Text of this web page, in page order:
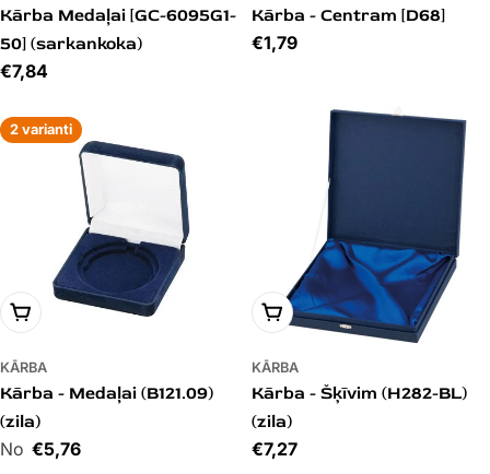
Kārba Medaļai [GC-6095G1-
50] (sarkankoka)
Cena
€7,84
Kārba - Centram [D68]
Cena
€1,79
2 varianti
PIEVIENOT GROZAM
KĀRBA
Kārba - Medaļai (B121.09)
(zila)
Cena€5,76
PIEVIENOT GROZAM
KĀRBA
Kārba - Šķīvim (H282-BL)
(zila)
Cena
€7,27